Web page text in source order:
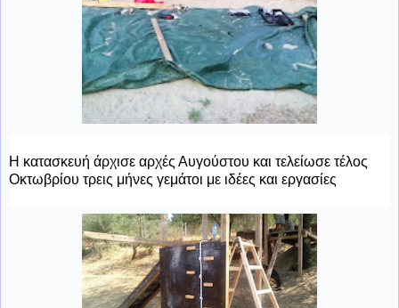
Η κατασκευή άρχισε αρχές Αυγούστου και τελείωσε τέλος
Οκτωβρίου τρεις μήνες γεμάτοι με ιδέες και εργασίες